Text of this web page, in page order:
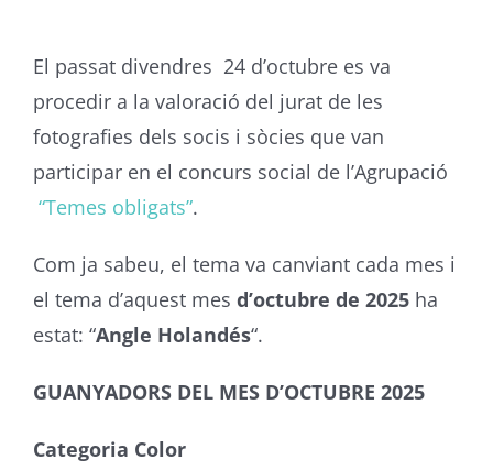
El passat divendres 24 d’octubre es va
procedir a la valoració del jurat de les
fotografies dels socis i sòcies que van
participar en el concurs social de l’Agrupació
“Temes obligats”.
Com ja sabeu, el tema va canviant cada mes i
el tema d’aquest mes d’octubre de 2025ha
estat: “Angle Holandés“.
GUANYADORS DEL MES D’OCTUBRE 2025
Categoria Color